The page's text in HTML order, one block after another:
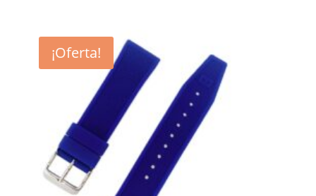
era:
31,90€.
es:
24,90€.
¡Oferta!